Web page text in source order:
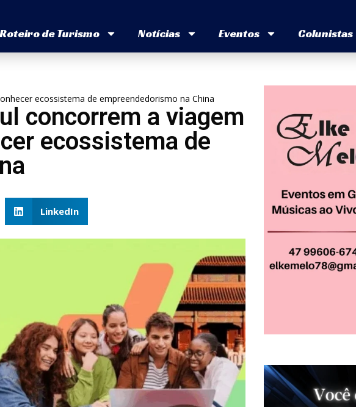
Roteiro de Turismo Notícias Eventos Colunistas
ecossistema de empreendedorismo na China
concorrem a viagem
ecossistema de
LinkedIn